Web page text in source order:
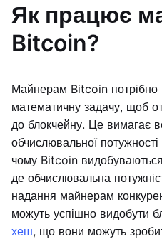
Як працює
Bitcoin?
Майнерам Bitcoin потрібно
математичну задачу, щоб
до блокчейну. Це вимагає
обчислювальної потужності
чому Bitcoin
де обчислювальна
надання майнерам
можуть успішно видобути
хеш, що вони можуть